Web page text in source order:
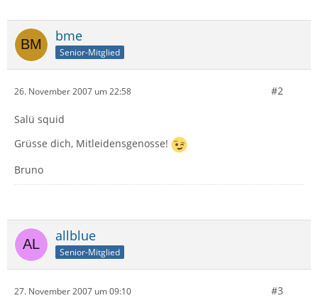
bme
Senior-Mitglied
26. November 2007 um 22:58 #2
Salü squid
Grüsse dich, Mitleidensgenosse!
Bruno
allblue
Senior-Mitglied
27. November 2007 um 09:10 #3